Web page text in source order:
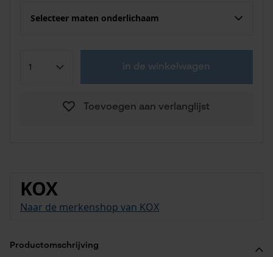
Selecteer maten onderlichaam
in de winkelwagen
Toevoegen aan verlanglijst
KOX
Naar de merkenshop van KOX
Productomschrijving